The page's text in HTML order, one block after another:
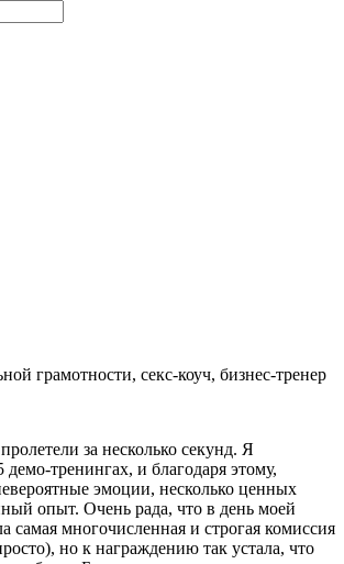
грамотности, секс-коуч, бизнес-тренер
за несколько секунд. Я
демо-тренингах, и благодаря этому,
эмоции, несколько ценных
опыт. Очень рада, что в день моей
самая многочисленная и строгая комиссия
но к награждению так устала, что